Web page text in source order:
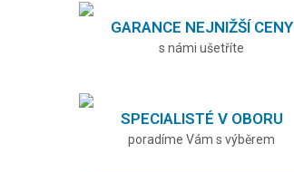
GARANCE NEJNIŽŠÍ CENY
s námi ušetříte
SPECIALISTÉ V OBORU
poradíme Vám s výběrem